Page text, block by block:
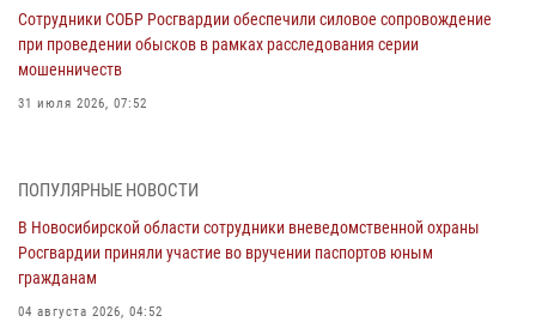
Сотрудники СОБР Росгвардии обеспечили силовое сопровождение
при проведении обысков в рамках расследования серии
мошенничеств
31 июля 2026, 07:52
При силовой поддержке бойцов ОМОН и СОБР Росгвардии
пресечена деятельность группы лиц, причастных к мошенничеству
в сфере страхования
ПОПУЛЯРНЫЕ НОВОСТИ
В Новосибирской области сотрудники вневедомственной охраны
Росгвардии приняли участие во вручении паспортов юным
гражданам
04 августа 2026, 04:52